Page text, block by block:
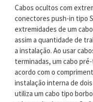
Cabos ocultos com
conectores push-in tipo
extremidades de um
assim a quantidade de
a instalação. Ao usar
terminadas, um cabo
acordo com o
instalação interna de
utiliza um cabo tipo